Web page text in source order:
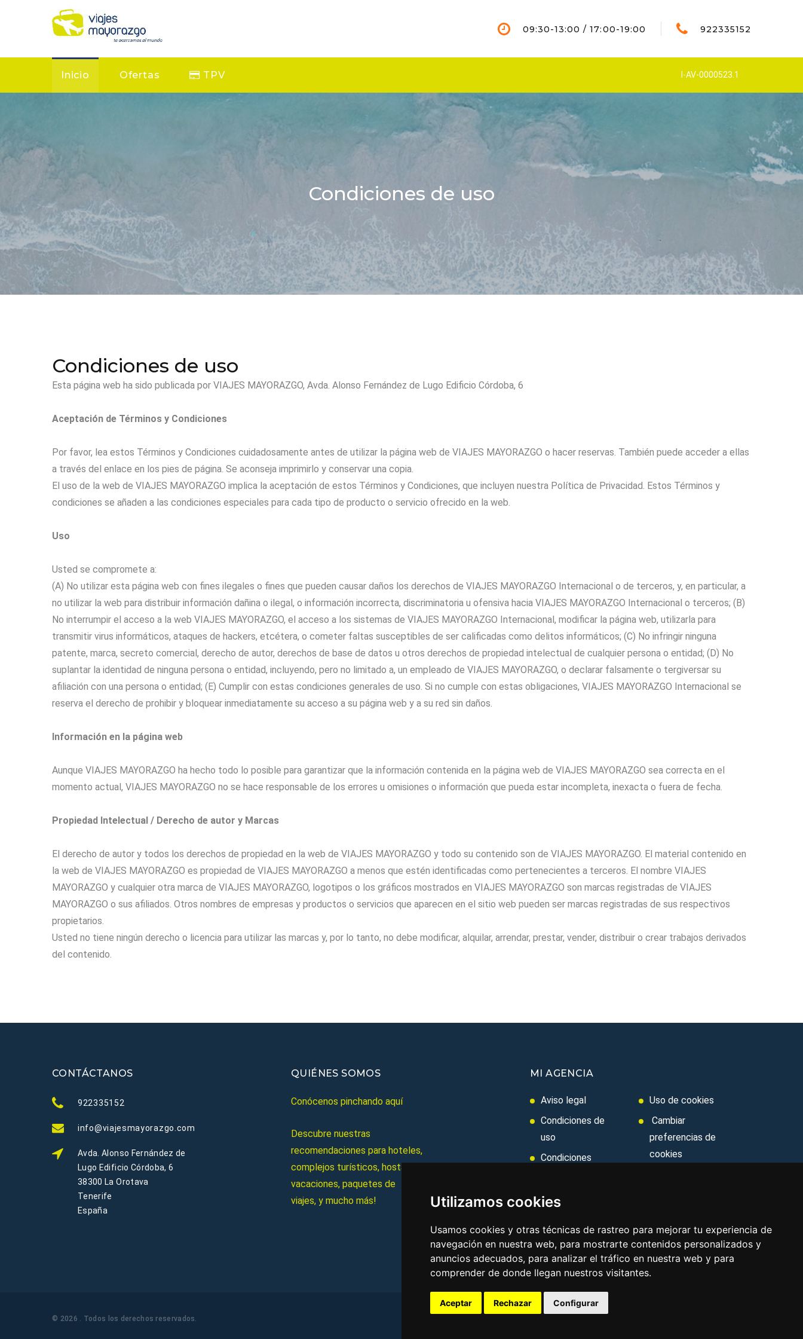
Utilizamos cookies
Usamos cookies y otras técnicas de rastreo para mejorar tu experiencia de
navegación en nuestra web, para mostrarte contenidos personalizados y
anuncios adecuados, para analizar el tráfico en nuestra web y para
comprender de donde llegan nuestros visitantes.
Aceptar Rechazar Configurar
09:30-13:00 / 17:00-19:00 922335152
I-AV-0000523.1
Inicio Ofertas TPV
Condiciones de uso
Condiciones de uso
Esta página web ha sido publicada por VIAJES MAYORAZGO, Avda. Alonso Fernández de Lugo Edificio Córdoba, 6
Aceptación de Términos y Condiciones
Por favor, lea estos Términos y Condiciones cuidadosamente antes de utilizar la página web de VIAJES MAYORAZGO o hacer reservas. También puede acceder a ellas
a través del enlace en los pies de página. Se aconseja imprimirlo y conservar una copia.
El uso de la web de VIAJES MAYORAZGO implica la aceptación de estos Términos y Condiciones, que incluyen nuestra Política de Privacidad. Estos Términos y
condiciones se añaden a las condiciones especiales para cada tipo de producto o servicio ofrecido en la web.
Uso
Usted se compromete a:
(A) No utilizar esta página web con fines ilegales o fines que pueden causar daños los derechos de VIAJES MAYORAZGO Internacional o de terceros, y, en particular, a
no utilizar la web para distribuir información dañina o ilegal, o información incorrecta, discriminatoria u ofensiva hacia VIAJES MAYORAZGO Internacional o terceros; (B)
No interrumpir el acceso a la web VIAJES MAYORAZGO, el acceso a los sistemas de VIAJES MAYORAZGO Internacional, modificar la página web, utilizarla para
transmitir virus informáticos, ataques de hackers, etcétera, o cometer faltas susceptibles de ser calificadas como delitos informáticos; (C) No infringir ninguna
patente, marca, secreto comercial, derecho de autor, derechos de base de datos u otros derechos de propiedad intelectual de cualquier persona o entidad; (D) No
suplantar la identidad de ninguna persona o entidad, incluyendo, pero no limitado a, un empleado de VIAJES MAYORAZGO, o declarar falsamente o tergiversar su
afiliación con una persona o entidad; (E) Cumplir con estas condiciones generales de uso. Si no cumple con estas obligaciones, VIAJES MAYORAZGO Internacional se
reserva el derecho de prohibir y bloquear inmediatamente su acceso a su página web y a su red sin daños.
Información en la página web
Aunque VIAJES MAYORAZGO ha hecho todo lo posible para garantizar que la información contenida en la página web de VIAJES MAYORAZGO sea correcta en el
momento actual, VIAJES MAYORAZGO no se hace responsable de los errores u omisiones o información que pueda estar incompleta, inexacta o fuera de fecha.
Propiedad Intelectual / Derecho de autor y Marcas
El derecho de autor y todos los derechos de propiedad en la web de VIAJES MAYORAZGO y todo su contenido son de VIAJES MAYORAZGO. El material contenido en
la web de VIAJES MAYORAZGO es propiedad de VIAJES MAYORAZGO a menos que estén identificadas como pertenecientes a terceros. El nombre VIAJES
MAYORAZGO y cualquier otra marca de VIAJES MAYORAZGO, logotipos o los gráficos mostrados en VIAJES MAYORAZGO son marcas registradas de VIAJES
MAYORAZGO o sus afiliados. Otros nombres de empresas y productos o servicios que aparecen en el sitio web pueden ser marcas registradas de sus respectivos
propietarios.
Usted no tiene ningún derecho o licencia para utilizar las marcas y, por lo tanto, no debe modificar, alquilar, arrendar, prestar, vender, distribuir o crear trabajos derivados
del contenido.
CONTÁCTANOS
922335152
info@viajesmayorazgo.com
Avda. Alonso Fernández de
Lugo Edificio Córdoba, 6
38300 La Orotava
Tenerife
España
QUIÉNES SOMOS
Conócenos pinchando aquí
Descubre nuestras
recomendaciones para hoteles,
complejos turísticos, hostales,
vacaciones, paquetes de
viajes, y mucho más!
MI AGENCIA
Aviso legal
Condiciones de
uso
Condiciones
Ley de Viajes
Combinados
Política de
privacidad
Uso de cookies
Cambiar
preferencias de
cookies
© 2026 . Todos los derechos reservados